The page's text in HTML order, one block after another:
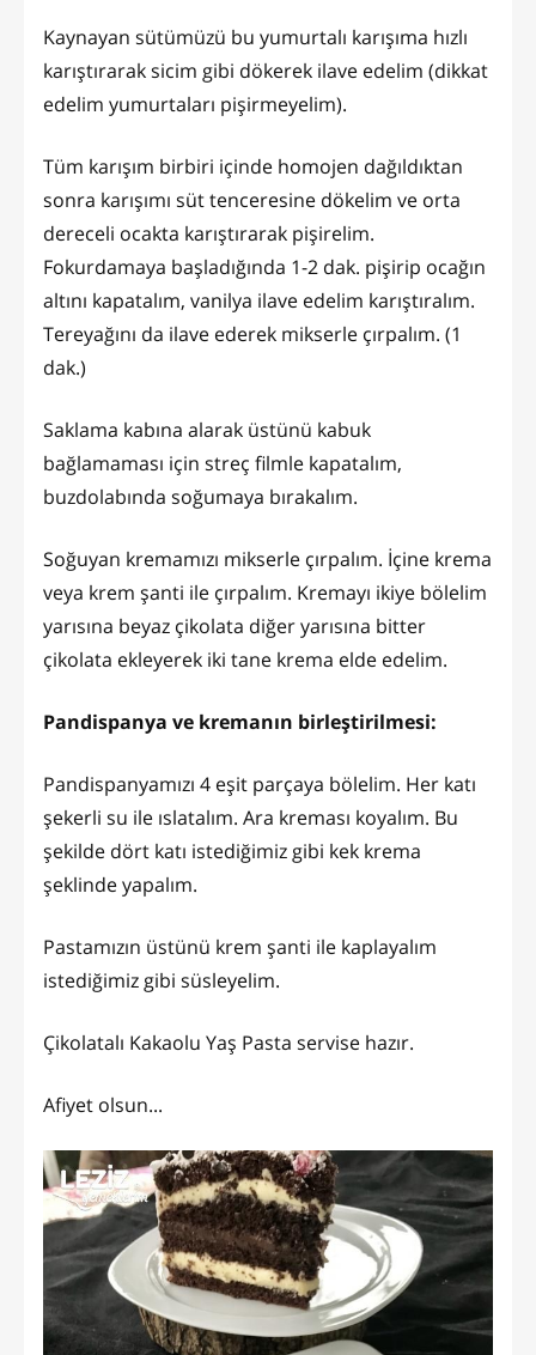
Kaynayan sütümüzü bu yumurtalı karışıma hızlı
karıştırarak sicim gibi dökerek ilave edelim (dikkat
edelim yumurtaları pişirmeyelim).
Tüm karışım birbiri içinde homojen dağıldıktan
sonra karışımı süt tenceresine dökelim ve orta
dereceli ocakta karıştırarak pişirelim.
Fokurdamaya başladığında 1-2 dak. pişirip ocağın
altını kapatalım, vanilya ilave edelim karıştıralım.
Tereyağını da ilave ederek mikserle çırpalım. (1
dak.)
Saklama kabına alarak üstünü kabuk
bağlamaması için streç filmle kapatalım,
buzdolabında soğumaya bırakalım.
Soğuyan kremamızı mikserle çırpalım. İçine krema
veya krem şanti ile çırpalım. Kremayı ikiye bölelim
yarısına beyaz çikolata diğer yarısına bitter
çikolata ekleyerek iki tane krema elde edelim.
Pandispanya ve kremanın birleştirilmesi:
Pandispanyamızı 4 eşit parçaya bölelim. Her katı
şekerli su ile ıslatalım. Ara kreması koyalım. Bu
şekilde dört katı istediğimiz gibi kek krema
şeklinde yapalım.
Pastamızın üstünü krem şanti ile kaplayalım
istediğimiz gibi süsleyelim.
Çikolatalı Kakaolu Yaş Pasta servise hazır.
Afiyet olsun...